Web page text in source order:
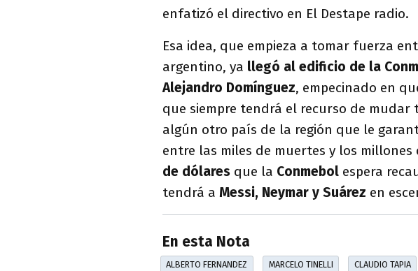
enfatizó el directivo en El Destape radio.
Esa idea, que empieza a tomar fuerza
argentino, ya llegó al edificio de la
Alejandro Domínguez, empecinado en
que siempre tendrá el recurso de mudar
algún otro país de la región que le
entre las miles de muertes y los millones
de dólares que la Conmebol espera
tendrá a Messi, Neymar y Suárez en
En esta Nota
ALBERTO FERNANDEZ MARCELO TINELLI CLAUDIO TAPIA